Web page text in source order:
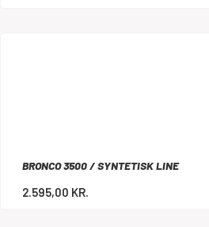
BRONCO 3500 / SYNTETISK LINE
2.595,00 KR.